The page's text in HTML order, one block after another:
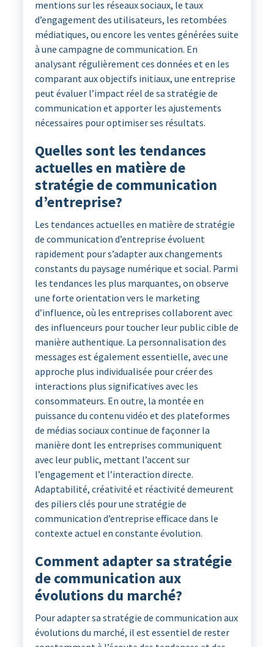
mentions sur les réseaux sociaux, le taux
d’engagement des utilisateurs, les retombées
médiatiques, ou encore les ventes générées suite
à une campagne de communication. En
analysant régulièrement ces données et en les
comparant aux objectifs initiaux, une entreprise
peut évaluer l’impact réel de sa stratégie de
communication et apporter les ajustements
nécessaires pour optimiser ses résultats.
Quelles sont les tendances
actuelles en matière de
stratégie de communication
d’entreprise?
Les tendances actuelles en matière de stratégie
de communication d’entreprise évoluent
rapidement pour s’adapter aux changements
constants du paysage numérique et social. Parmi
les tendances les plus marquantes, on observe
une forte orientation vers le marketing
d’influence, où les entreprises collaborent avec
des influenceurs pour toucher leur public cible de
manière authentique. La personnalisation des
messages est également essentielle, avec une
approche plus individualisée pour créer des
interactions plus significatives avec les
consommateurs. En outre, la montée en
puissance du contenu vidéo et des plateformes
de médias sociaux continue de façonner la
manière dont les entreprises communiquent
avec leur public, mettant l’accent sur
l’engagement et l’interaction directe.
Adaptabilité, créativité et réactivité demeurent
des piliers clés pour une stratégie de
communication d’entreprise efficace dans le
contexte actuel en constante évolution.
Comment adapter sa stratégie
de communication aux
évolutions du marché?
Pour adapter sa stratégie de communication aux
évolutions du marché, il est essentiel de rester